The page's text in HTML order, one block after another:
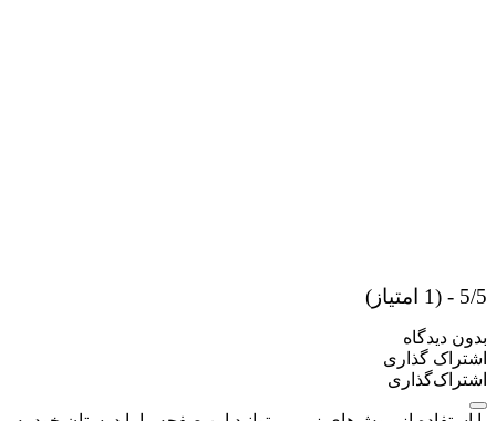
5/5 - (1 امتیاز)
بدون دیدگاه
اشتراک گذاری
اشتراک‌گذاری